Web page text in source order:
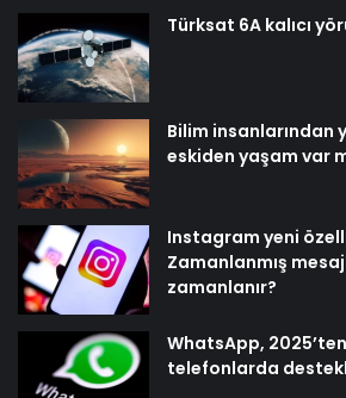
Türksat 6A kalıcı
Bilim insanlarından
eskiden yaşam var
Instagram yeni
Zamanlanmış
zamanlanır?
WhatsApp,
telefonlarda